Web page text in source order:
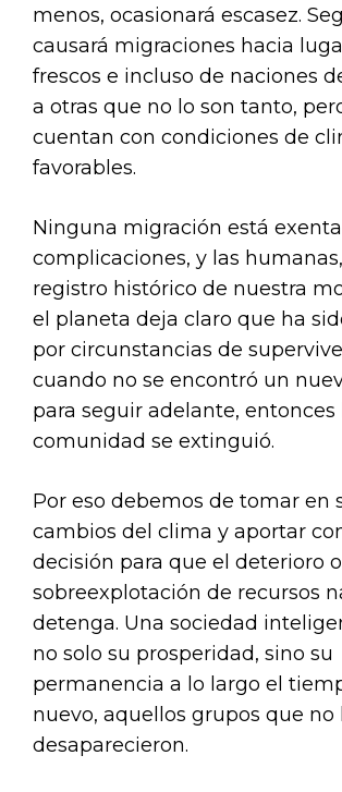
menos, ocasionará escasez.
causará migraciones hacia
frescos e incluso de naciones
a otras que no lo son tanto,
cuentan con condiciones de
favorables.
Ninguna migración está
complicaciones, y las humanas,
registro histórico de nuestra
el planeta deja claro que ha
por circunstancias de
cuando no se encontró un
para seguir adelante, entonces
comunidad se extinguió.
Por eso debemos de tomar en
cambios del clima y aportar
decisión para que el deterioro
sobreexplotación de recursos
detenga. Una sociedad
no solo su prosperidad, sino su
permanencia a lo largo el
nuevo, aquellos grupos que no
desaparecieron.